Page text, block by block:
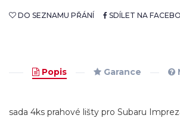
DO SEZNAMU PŘÁNÍ SDÍLET NA
Popis Garance
sada 4ks prahové lišty pro Subaru